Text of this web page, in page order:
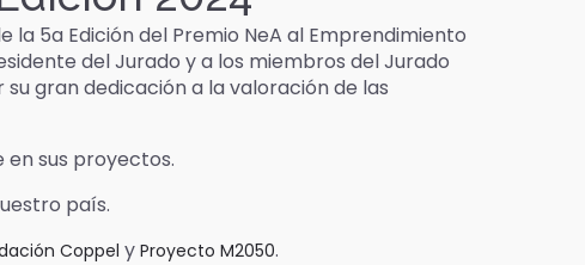
5a Edición del Premio NeA al Emprendimiento
del Jurado y a los miembros del Jurado
su gran dedicación a la valoración de las
en sus proyectos.
país.
Coppel y Proyecto M2050.